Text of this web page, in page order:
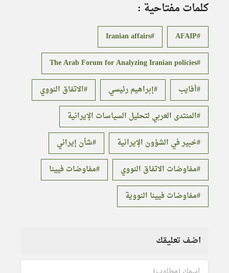
كلمات مفتاحية :
AFAIP
Iranian affairs
The Arab Forum for Analyzing Iranian policies
أفايب
إبراهيم رئيسي
الاتفاق النووي
المنتدى العربي لتحليل السياسات الإيرانية
خبير في الشؤون الإيرانية
شأن إيراني
مفاوضات الاتفاق النووي
مفاوضات فيينا
مفاوضات فيينا النووية
اضف تعليقك